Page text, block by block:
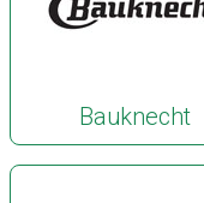
Bauknecht